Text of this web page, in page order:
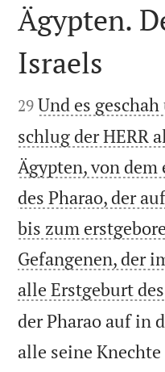

Ägypten.
Israels

29 Und es
schlug der HERR
Ägypten, von dem
des Pharao, der
bis zum
Gefangenen, der
alle Erstgeburt
der Pharao auf in
alle seine